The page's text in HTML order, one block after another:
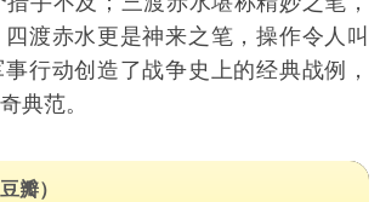
渡赤水更是神来之笔，操作令人叫
行动创造了战争史上的经典战例，
典范。
瓣）